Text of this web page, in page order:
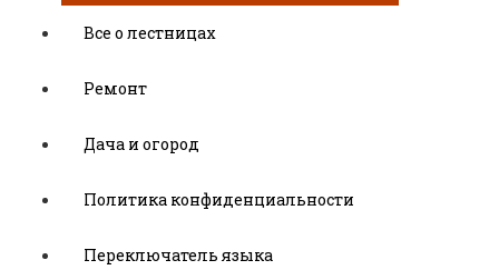
Все о лестницах
Ремонт
Дача и огород
Политика конфиденциальности
Переключатель языка